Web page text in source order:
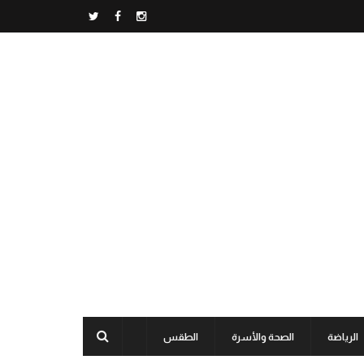
الرياضة الصحة والأسرة الطقس